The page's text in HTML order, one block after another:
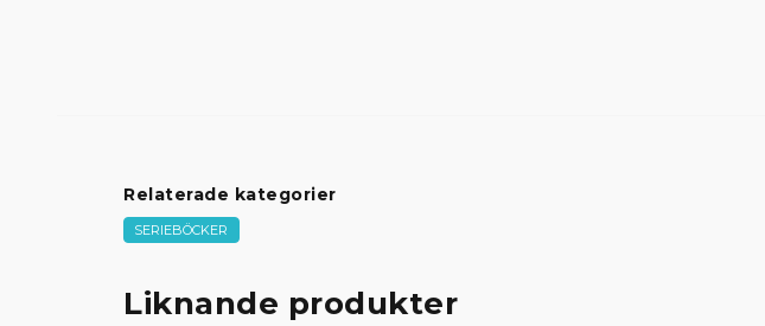
Relaterade kategorier
SERIEBÖCKER
Liknande produkter